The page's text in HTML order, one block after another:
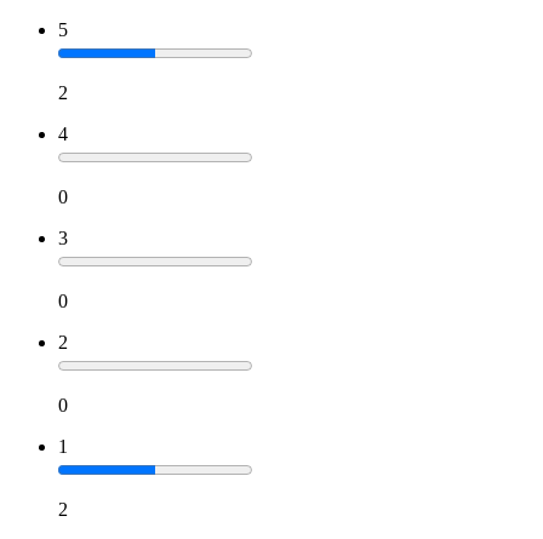
5
2
4
0
3
0
2
0
1
2